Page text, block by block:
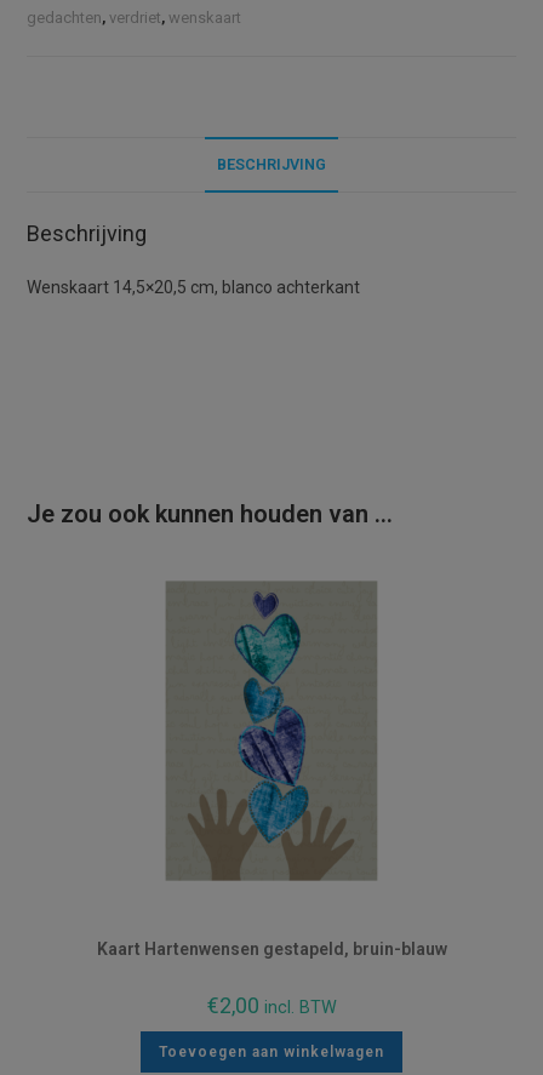
gedachten,verdriet,wenskaart
BESCHRIJVING
Beschrijving
Wenskaart 14,5×20,5 cm, blanco achterkant
Je zou ook kunnen houden van …
Kaart Hartenwensen gestapeld, bruin-blauw
€2,00 incl. BTW
Toevoegen aan winkelwagen